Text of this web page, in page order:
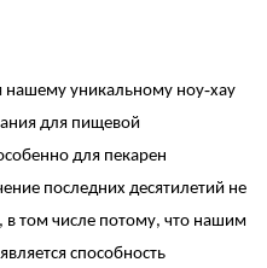
уникальному ноу‑хау
для пищевой
для пекарен
последних десятилетий не
в том числе потому, что нашим
способность